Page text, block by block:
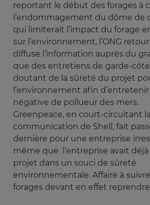
reportant le début des forages à
l’endommagement du dôme de
qui limiterait l’impact du forage
sur l’environnement, l’ONG
diffuse l’information auprès du
que des entretiens de garde-
doutant de la sûreté du projet
l’environnement afin d’entretenir
négative de pollueur des mers.
Greenpeace, en court-circuitant la
communication de Shell, fait
dernière pour une entreprise
même que l’entreprise avait
projet dans un souci de sûreté
environnementale. Affaire à
forages devant en effet reprendre